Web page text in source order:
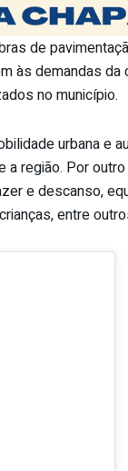
de
às demandas
no município.
urbana e
região. Por
e descanso,
entre